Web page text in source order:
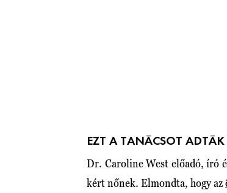
EZT A TANÁCSOT ADTÁK
Dr. Caroline West előadó, író
kért nőnek. Elmondta, hogy az